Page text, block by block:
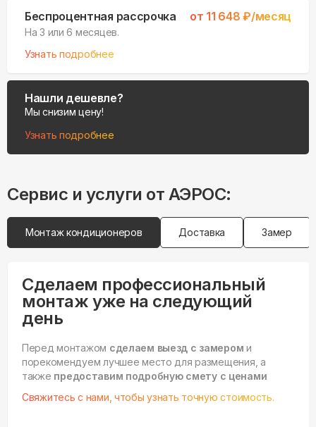
Беспроцентная рассрочка от 11 648 ₽/месяц
На 3 или 6 месяцев.
Узнать подробнее
Нашли дешевле?
Мы снизим цену!
Узнать подробнее
Сервис и услуги от АЭРОС:
Монтаж кондиционеров Доставка Замер
Сделаем профессиональный
монтаж уже на следующий
день
Перед монтажом сделаем выезд с замером и
порекомендуем лучшее место для размещения, а
также предоставим подробную смету с ценами
Свяжитесь с нами, чтобы узнать точную стоимость.